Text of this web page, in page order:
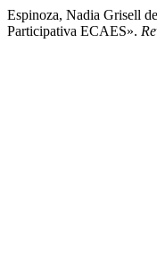
Espinoza, Nadia Grisell
Participativa ECAES».